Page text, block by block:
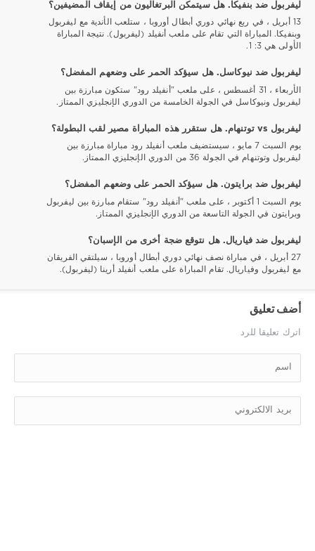
ليفربول ضد بنفيكا. هل سيتمكن البرتغاليون من إيقاف المضيفين؟
13 أبريل ، في ربع نهائي دوري أبطال أوروبا ، ستلعب الأندية مع ليفربول
وبنفيكا. المباراة التي تقام على ملعب أنفيلد (ليفربول). نتيجة المباراة
الأولى هي 3: 1.
ليفربول ضد نيوكاسل. هل سيؤكد الحمر على وضعهم المفضل؟
الأربعاء ، 31 أغسطس ، على ملعب "أنفيلد رود" ستكون مبارزة بين
ليفربول ونيوكاسل في الجولة الخامسة من الدوري الإنجليزي الممتاز.
ليفربول vs توتنهام. هل ستقرر هذه المباراة مصير لقب البطولة؟
يوم السبت 7 مايو ، سيستضيف ملعب أنفيلد رود مباراة مبارزة بين
ليفربول وتوتنهام في الجولة 36 من الدوري الإنجليزي الممتاز.
ليفربول ضد برايتون. هل سيؤكد الحمر على وضعهم المفضل؟
يوم السبت 1 أكتوبر ، على ملعب "أنفيلد رود" ستقام مبارزة بين ليفربول
وبرايتون في الجولة التاسعة من الدوري الإنجليزي الممتاز.
ليفربول ضد فياريال. هل نتوقع ضجة أخرى من الإسبان؟
27 أبريل ، في مباراة نصف نهائي دوري أبطال أوروبا ، سيلتقي الفريقان
مع ليفربول وفياريال. تقام المباراة على ملعب أنفيلد أرينا (ليفربول).
أضف تعليق
اترك تعليقا للرد